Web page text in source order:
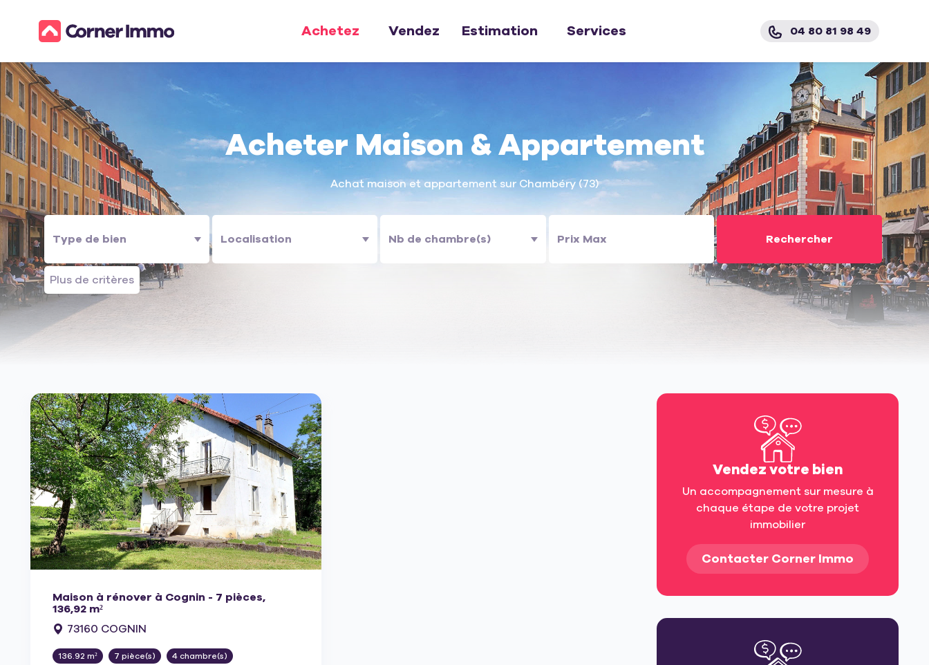
Achetez Vendez Estimation Services 04 80 81 98 49
Acheter Maison & Appartement
Achat maison et appartement sur Chambéry (73)
Plus de critères
Maison à rénover à Cognin - 7 pièces,
136,92 m²
73160 COGNIN
136.92 m² 7 pièce(s) 4 chambre(s)
Vendez votre bien
Un accompagnement sur mesure à
chaque étape de votre projet
immobilier
Contacter Corner Immo